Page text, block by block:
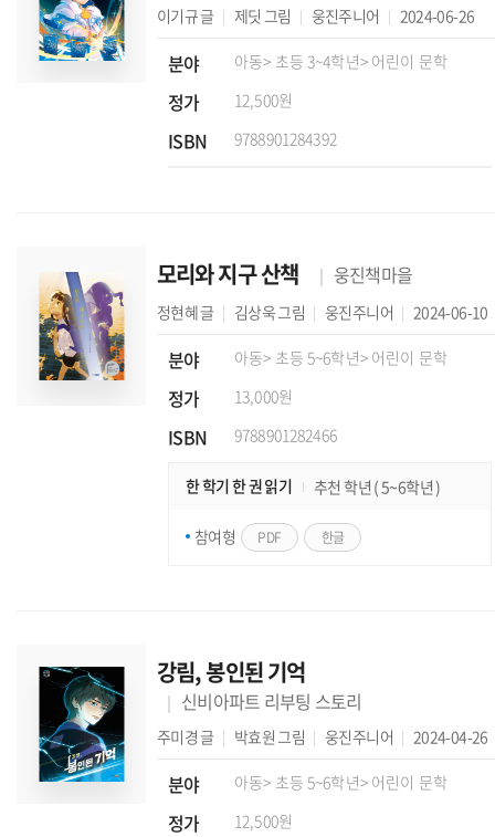
이기규글 제딧 그림 웅진주니어 2024-06-26
분야 아동> 초등 3~4학년> 어린이 문학
정가 12,500원
ISBN 9788901284392
모리와 지구 산책 웅진책마을
정현혜글 김상욱그림 웅진주니어 2024-06-10
분야 아동> 초등 5~6학년> 어린이 문학
정가 13,000원
ISBN 9788901282466
한 학기 한 권 읽기 추천 학년 ( 5~6학년 )
참여형 PDF 한글
강림, 봉인된 기억
신비아파트 리부팅 스토리
주미경 글 박효원그림 웅진주니어 2024-04-26
분야 아동> 초등 5~6학년> 어린이 문학
정가 12,500원